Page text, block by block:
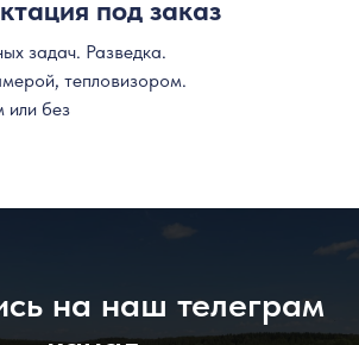
задач. Разведка.
тепловизором.
без
под заказ
на наш телеграм